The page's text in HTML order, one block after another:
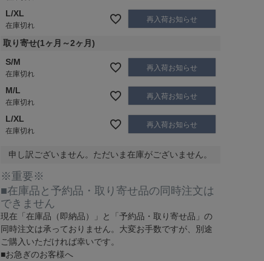
L/XL
在庫切れ
再入荷お知らせ
取り寄せ(1ヶ月～2ヶ月)
S/M
在庫切れ
再入荷お知らせ
M/L
在庫切れ
再入荷お知らせ
L/XL
在庫切れ
再入荷お知らせ
申し訳ございません。ただいま在庫がございません。
※重要※
■在庫品と予約品・取り寄せ品の同時注文は
できません
現在 「在庫品（即納品）」 と 「予約品・取り寄せ品」 の
同時注文は承っておりません。大変お手数ですが、別途
ご購入いただければ幸いです。
■お急ぎのお客様へ